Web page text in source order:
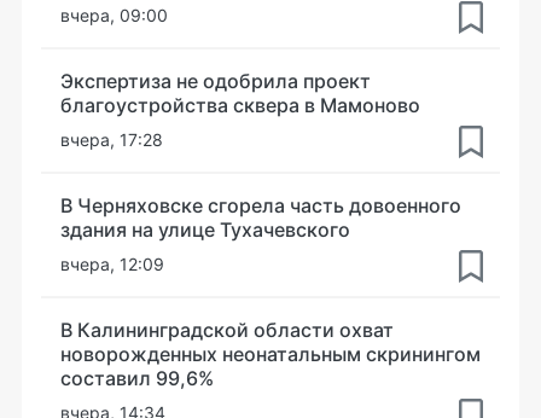
вчера, 09:00
Экспертиза не одобрила проект
благоустройства сквера в Мамоново
вчера, 17:28
В Черняховске сгорела часть довоенного
здания на улице Тухачевского
вчера, 12:09
В Калининградской области охват
новорожденных неонатальным скринингом
составил 99,6%
вчера, 14:34